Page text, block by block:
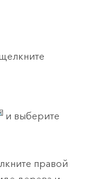
и выберите
правой